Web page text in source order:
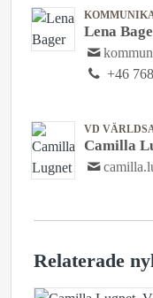
Lena
+46
VD
Camilla
Relaterade